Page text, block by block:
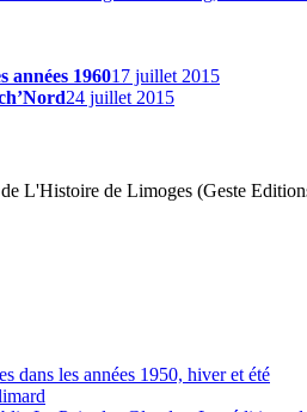
années 196017 juillet 2015
24 juillet 2015
L'Histoire de Limoges (Geste
dans les années 1950, hiver et été